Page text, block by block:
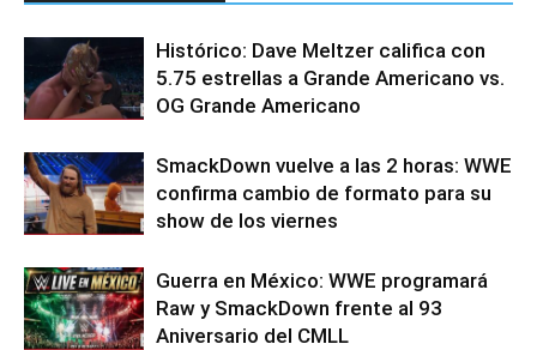
Histórico: Dave Meltzer califica con
5.75 estrellas a Grande Americano vs.
OG Grande Americano
SmackDown vuelve a las 2 horas: WWE
confirma cambio de formato para su
show de los viernes
Guerra en México: WWE programará
Raw y SmackDown frente al 93
Aniversario del CMLL